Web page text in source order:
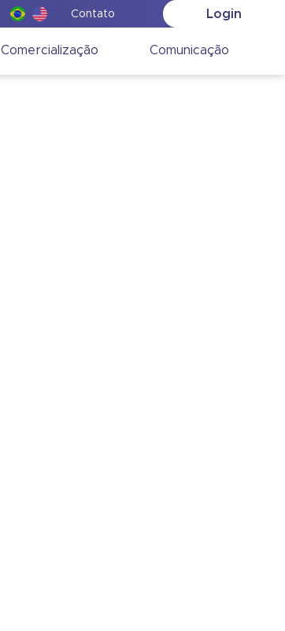
Contato Login
Comercialização Comunicação